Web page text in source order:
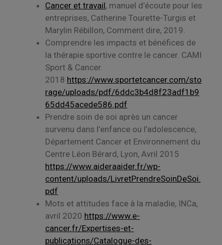
Cancer et travail, manuel d’écoute pour les
entreprises, Catherine Tourette-Turgis et
Marylin Rébillon, Comment dire, 2019.
Comprendre les impacts et bénéfices de
la thérapie sportive contre le cancer. CAMI
Sport & Cancer.
2018 https://www.sportetcancer.com/sto
rage/uploads/pdf/6ddc3b4d8f23adf1b9
65dd45acede586.pdf
Prendre soin de soi après un cancer
survenu dans l’enfance ou l’adolescence,
Département Cancer et Environnement du
Centre Léon Bérard, Lyon, Avril 2015
https://www.aideraaider.fr/wp-
content/uploads/LivretPrendreSoinDeSoi.
pdf
Mots et attitudes face à la maladie, INCa,
avril 2020 https://www.e-
cancer.fr/Expertises-et-
publications/Catalogue-des-